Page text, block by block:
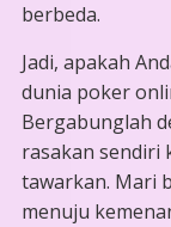
berbeda.
Jadi, apakah
dunia poker
Bergabunglah
rasakan sendiri
tawarkan. Mari
menuju